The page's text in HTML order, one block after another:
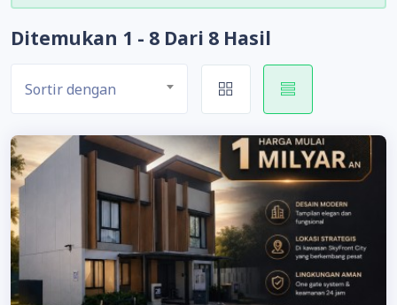
Ditemukan 1 - 8 Dari 8 Hasil
Sortir dengan